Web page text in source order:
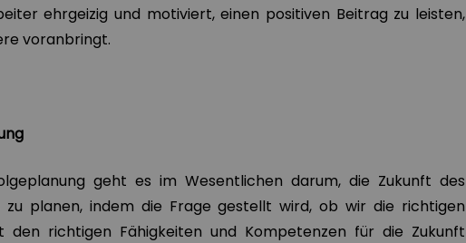
ehrgeizig und motiviert, einen positiven Beitrag zu leisten,
voranbringt.
geht es im Wesentlichen darum, die Zukunft des
zu planen, indem die Frage gestellt wird, ob wir die richtigen
den richtigen Fähigkeiten und Kompetenzen für die Zukunft